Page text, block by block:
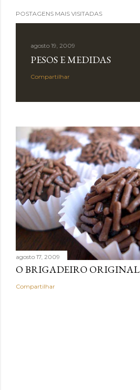
POSTAGENS MAIS VISITADAS
agosto 19, 2009
PESOS E MEDIDAS
Compartilhar
agosto 17, 2009
O BRIGADEIRO ORIGINAL
Compartilhar